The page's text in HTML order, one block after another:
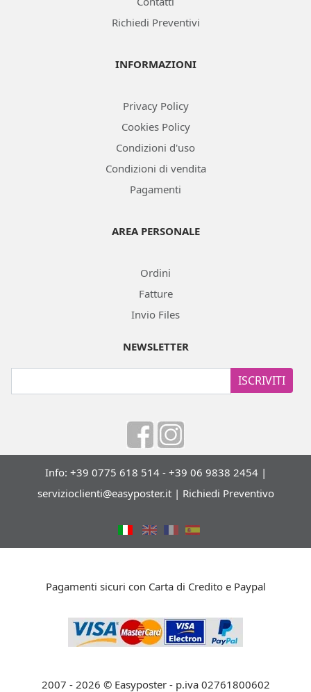
Richiedi Preventivi
INFORMAZIONI
Privacy Policy
Cookies Policy
Condizioni d'uso
Condizioni di vendita
Pagamenti
AREA PERSONALE
Ordini
Fatture
Invio Files
NEWSLETTER
ISCRIVITI
Info: +39 0775 618 514 - +39 06 9838 2454 |
servizioclienti@easyposter.it| Richiedi Preventivo
Pagamenti sicuri con Carta di Credito e Paypal
2007 - 2026 © Easyposter - p.iva 02761800602